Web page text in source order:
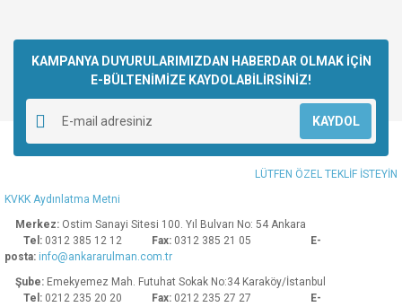
Yorum Yaz
kullanarak tarafımıza iletebilirsiniz.
Görüş ve önerileriniz için teşekkür ederiz.
Ürün resmi kalitesiz, bozuk veya görüntülenemiyor.
Ürün açıklamasında eksik bilgiler bulunuyor.
Ürün bilgilerinde hatalar bulunuyor.
Ürün fiyatı diğer sitelerden daha pahalı.
Bu ürüne benzer farklı alternatifler olmalı.
KAMPANYA DUYURULARIMIZDAN HABERDAR OLMAK İÇİN
E-BÜLTENİMİZE KAYDOLABİLİRSİNİZ!
KAYDOL
LÜTFEN ÖZEL TEKLİF İSTEYİN
KVKK Aydınlatma Metni
Merkez: Ostim Sanayi Sitesi 100. Yıl Bulvarı No: 54 Ankara
Tel: 0312 385 12 12 Fax: 0312 385 21 05
E-
posta: info@ankararulman.com.tr
Şube: Emekyemez Mah. Futuhat Sokak No:34 Karaköy/İstanbul
Tel: 0212 235 20 20 Fax: 0212 235 27 27
E-